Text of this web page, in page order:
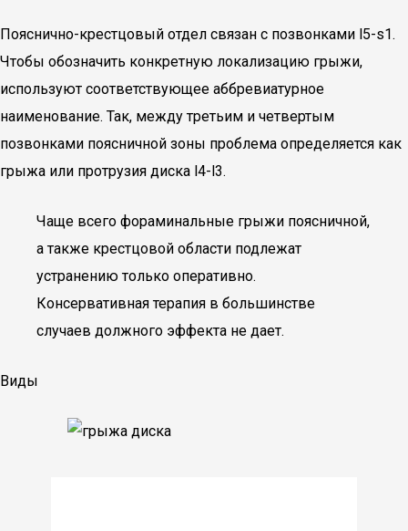
Пояснично-крестцовый отдел связан с позвонками l5-s1.
Чтобы обозначить конкретную локализацию грыжи,
используют соответствующее аббревиатурное
наименование. Так, между третьим и четвертым
позвонками поясничной зоны проблема определяется как
грыжа или протрузия диска l4-l3.
Чаще всего фораминальные грыжи поясничной,
а также крестцовой области подлежат
устранению только оперативно.
Консервативная терапия в большинстве
случаев должного эффекта не дает.
Виды